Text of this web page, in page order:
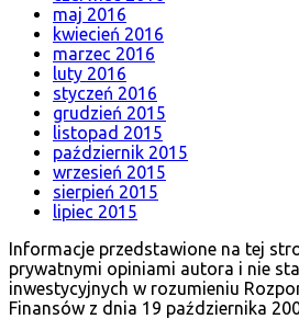
maj 2016
kwiecień 2016
marzec 2016
luty 2016
styczeń 2016
grudzień 2015
listopad 2015
październik 2015
wrzesień 2015
sierpień 2015
lipiec 2015
Informacje przedstawione na tej
prywatnymi opiniami autora i nie
inwestycyjnych w rozumieniu
Finansów z dnia 19 października